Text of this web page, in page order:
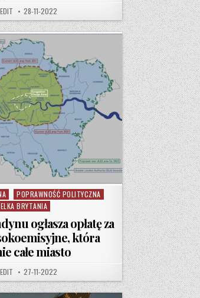
PUBLISHED DATE:
28-11-2022
POPRAWNOŚĆ POLITYCZNA
BRYTANIA
ogłasza opłatę za
która
całe miasto
PUBLISHED DATE:
27-11-2022